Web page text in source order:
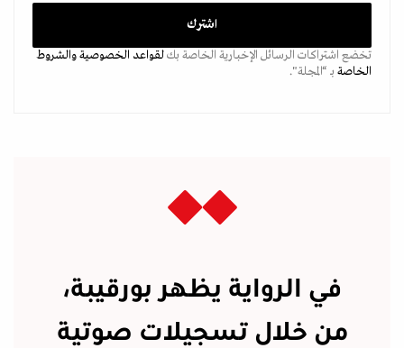
تخضع اشتراكات الرسائل الإخبارية الخاصة بكلقواعد الخصوصيةوالشروط
الخاصة بـ “المجلة".
في الرواية يظهر بورقيبة،
من خلال تسجيلات صوتية